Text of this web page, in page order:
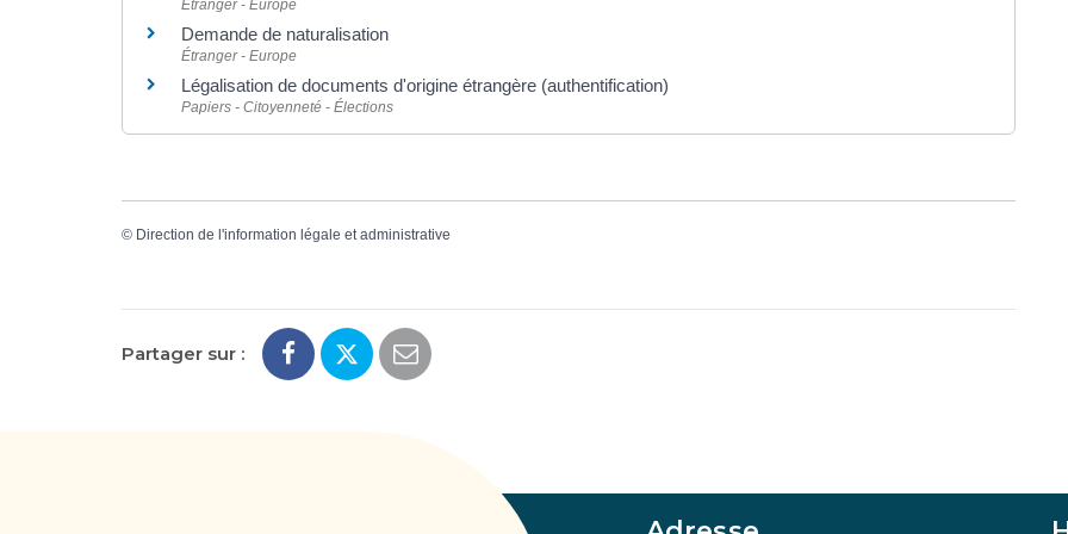
Étranger - Europe
Demande de naturalisation
Étranger - Europe
Légalisation de documents d'origine étrangère (authentification)
Papiers - Citoyenneté - Élections
© Direction de l'information légale et administrative
Partager sur :